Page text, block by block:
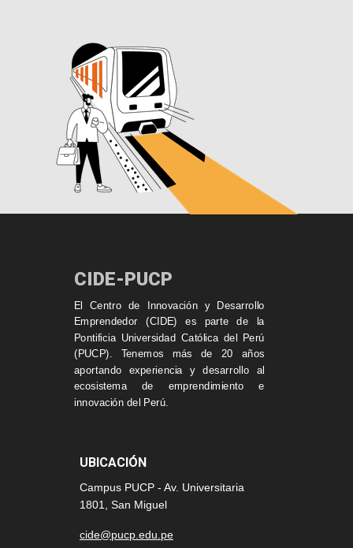
CIDE-PUCP
El Centro de Innovación y Desarrollo
Emprendedor (CIDE) es parte de la
Pontificia Universidad Católica del Perú
(PUCP). Tenemos más de 20 años
aportando experiencia y desarrollo al
ecosistema de emprendimiento e
innovación del Perú.
UBICACIÓN
Campus PUCP - Av. Universitaria
1801, San Miguel
cide@pucp.edu.pe